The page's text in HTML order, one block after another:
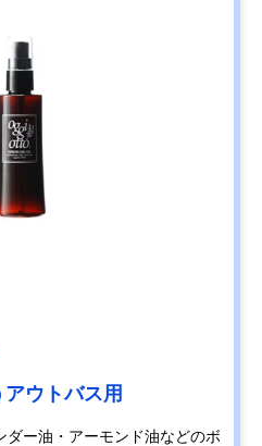
ウトバス用
ー油・アーモンド油などのボ